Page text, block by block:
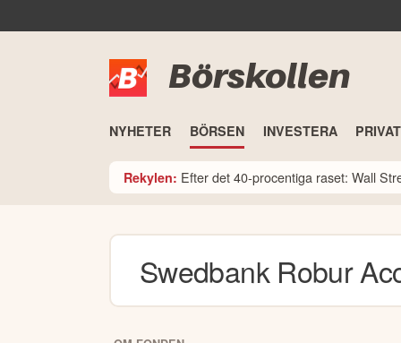
Börskollen
NYHETER BÖRSEN INVESTERA
Rekylen: Efter det 40-procentiga raset: Wall
Swedbank Robur